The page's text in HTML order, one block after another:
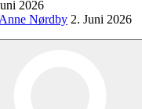
2026
Nørdby 2. Juni 2026